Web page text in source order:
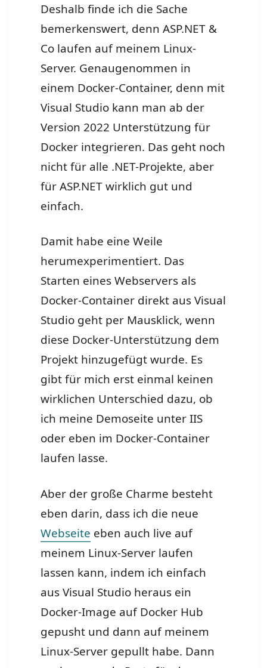
Deshalb finde ich die Sache
bemerkenswert, denn ASP.NET &
Co laufen auf meinem Linux-
Server. Genaugenommen in
einem Docker-Container, denn mit
Visual Studio kann man ab der
Version 2022 Unterstützung für
Docker integrieren. Das geht noch
nicht für alle .NET-Projekte, aber
für ASP.NET wirklich gut und
einfach.
Damit habe eine Weile
herumexperimentiert. Das
Starten eines Webservers als
Docker-Container direkt aus Visual
Studio geht per Mausklick, wenn
diese Docker-Unterstützung dem
Projekt hinzugefügt wurde. Es
gibt für mich erst einmal keinen
wirklichen Unterschied dazu, ob
ich meine Demoseite unter IIS
oder eben im Docker-Container
laufen lasse.
Aber der große Charme besteht
eben darin, dass ich die neue
Webseite eben auch live auf
meinem Linux-Server laufen
lassen kann, indem ich einfach
aus Visual Studio heraus ein
Docker-Image auf Docker Hub
gepusht und dann auf meinem
Linux-Server gepullt habe. Dann